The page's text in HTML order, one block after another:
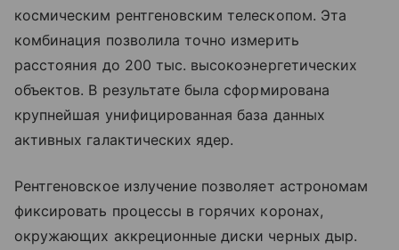
космическим рентгеновским телескопом. Эта
комбинация позволила точно измерить
расстояния до 200 тыс. высокоэнергетических
объектов. В результате была сформирована
крупнейшая унифицированная база данных
активных галактических ядер.
Рентгеновское излучение позволяет астрономам
фиксировать процессы в горячих коронах,
окружающих аккреционные диски черных дыр.